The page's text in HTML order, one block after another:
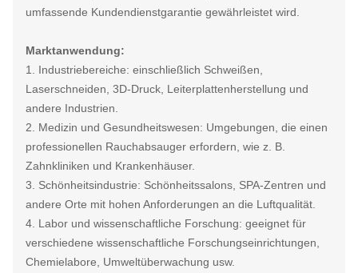
umfassende Kundendienstgarantie gewährleistet wird.
Marktanwendung:
1. Industriebereiche: einschließlich Schweißen,
Laserschneiden, 3D-Druck, Leiterplattenherstellung und
andere Industrien.
2. Medizin und Gesundheitswesen: Umgebungen, die einen
professionellen Rauchabsauger erfordern, wie z. B.
Zahnkliniken und Krankenhäuser.
3. Schönheitsindustrie: Schönheitssalons, SPA-Zentren und
andere Orte mit hohen Anforderungen an die Luftqualität.
4. Labor und wissenschaftliche Forschung: geeignet für
verschiedene wissenschaftliche Forschungseinrichtungen,
Chemielabore, Umweltüberwachung usw.